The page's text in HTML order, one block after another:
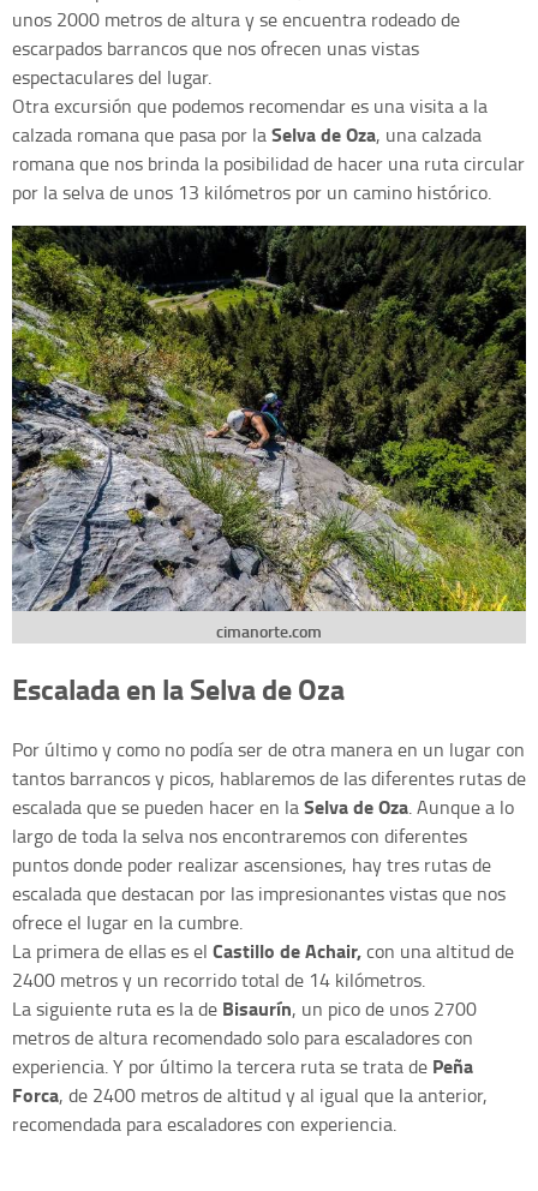
unos 2000 metros de altura y se encuentra rodeado de
escarpados barrancos que nos ofrecen unas vistas
espectaculares del lugar.
Otra excursión que podemos recomendar es una visita a la
calzada romana que pasa por laSelva de Oza, una calzada
romana que nos brinda la posibilidad de hacer una ruta circular
por la selva de unos 13 kilómetros por un camino histórico.
cimanorte.com
Escalada en la Selva de Oza
Por último y como no podía ser de otra manera en un lugar con
tantos barrancos y picos, hablaremos de las diferentes rutas de
escalada que se pueden hacer en laSelva de Oza. Aunque a lo
largo de toda la selva nos encontraremos con diferentes
puntos donde poder realizar ascensiones, hay tres rutas de
escalada que destacan por las impresionantes vistas que nos
ofrece el lugar en la cumbre.
La primera de ellas es el Castillo de Achair,con una altitud de
2400 metros y un recorrido total de 14 kilómetros.
La siguiente ruta es la de Bisaurín, un pico de unos 2700
metros de altura recomendado solo para escaladores con
experiencia. Y por último la tercera ruta se trata de Peña
Forca, de 2400 metros de altitud y al igual que la anterior,
recomendada para escaladores con experiencia.